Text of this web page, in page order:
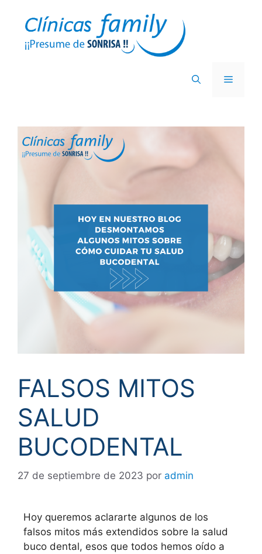
FALSOS MITOS
SALUD
BUCODENTAL
27 de septiembre de 2023 por admin
Hoy queremos aclararte algunos de los
falsos mitos más extendidos sobre la salud
buco dental, esos que todos hemos oído a